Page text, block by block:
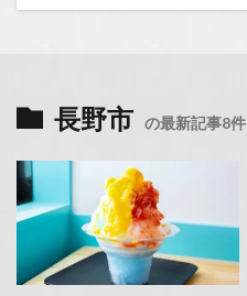
長野市 の最新記事8件